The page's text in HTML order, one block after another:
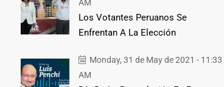
AM
Los Votantes Peruanos Se
Enfrentan A La Elección
Monday, 31 de May de 2021 - 11:33
AM